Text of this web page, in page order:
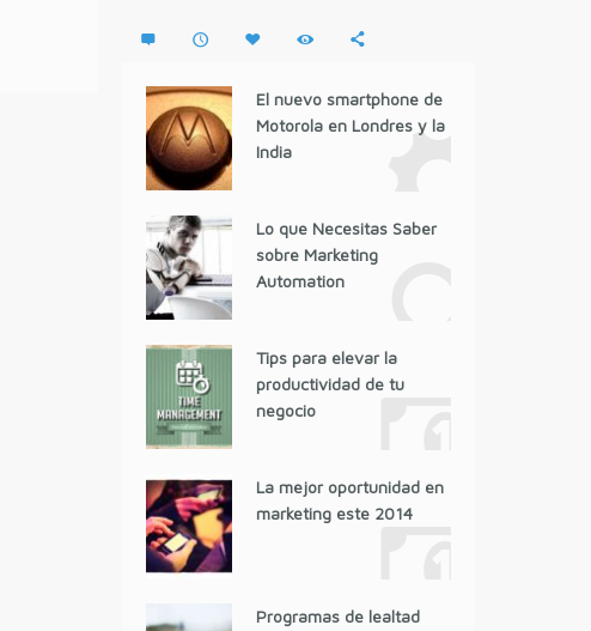
El nuevo smartphone de
Motorola en Londres y la
India
Lo que Necesitas Saber
sobre Marketing
Automation
Tips para elevar la
productividad de tu
negocio
La mejor oportunidad en
marketing este 2014
Programas de lealtad